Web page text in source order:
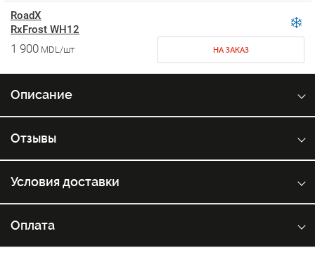
RoadX
RxFrost WH12
1 900 MDL/шт НА ЗАКАЗ
Описание
Отзывы
Условия доставки
Оплата